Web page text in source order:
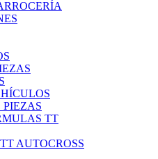
PIEZAS
TT
AUTOCROSS